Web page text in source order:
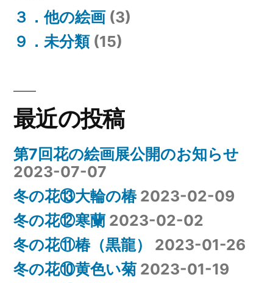
３．他の絵画 (3)
９．未分類(15)
最近の投稿
第7回花の絵画展公開のお知らせ
2023-07-07
冬の花⑬大輪の椿 2023-02-09
冬の花⑫寒蘭 2023-02-02
冬の花⑪椿（黒龍）
2023-01-26
冬の花⑩黄色い菊 2023-01-19